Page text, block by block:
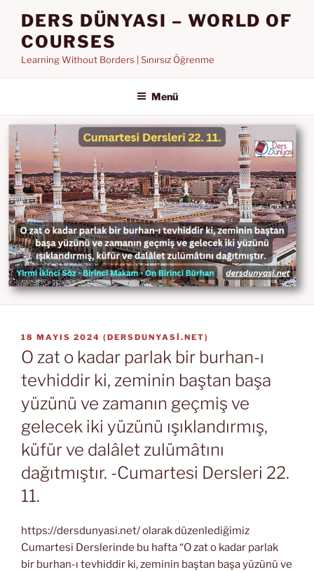
DERS DÜNYASI – WORLD OF
COURSES
Learning Without Borders | Sınırsız Öğrenme
Menü
YAYIM
TARIHI
18 MAYIS 2024 (DERSDUNYASI.NET)
O zat o kadar parlak bir burhan-ı
tevhiddir ki, zeminin baştan başa
yüzünü ve zamanın geçmiş ve
gelecek iki yüzünü ışıklandırmış,
küfür ve dalâlet zulümâtını
dağıtmıştır. -Cumartesi Dersleri 22.
11.
https://dersdunyasi.net/ olarak düzenlediğimiz
Cumartesi Derslerinde bu hafta “O zat o kadar parlak
bir burhan-ı tevhiddir ki, zeminin baştan başa yüzünü ve